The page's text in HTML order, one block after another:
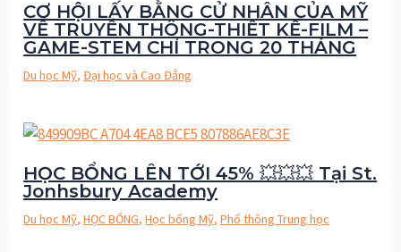
CƠ HỘI LẤY BẰNG CỬ NHÂN CỦA MỸ
VỀ TRUYỀN THÔNG-THIẾT KẾ-FILM –
GAME-STEM CHỈ TRONG 20 THÁNG
Du học Mỹ,Đại học và Cao Đẳng
HỌC BỔNG LÊN TỚI 45% 💥💥💥 Tại St.
Jonhsbury Academy
Du học Mỹ,HỌC BỔNG,Học bổng Mỹ,Phổ thông Trung học